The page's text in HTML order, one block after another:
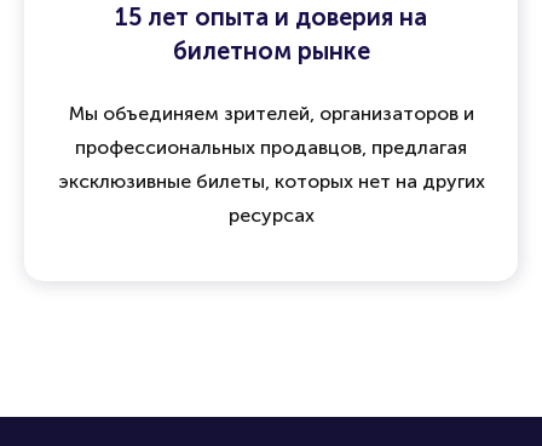
15 лет опыта и доверия на
билетном рынке
Мы объединяем зрителей, организаторов и
профессиональных продавцов, предлагая
эксклюзивные билеты, которых нет на других
ресурсах